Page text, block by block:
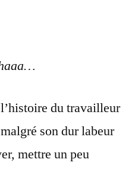
du travailleur
son dur labeur
mettre un peu